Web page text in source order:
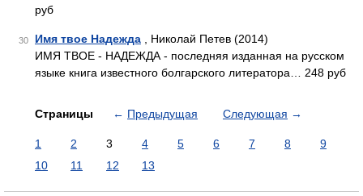
руб
30 Имя твое Надежда , Николай Петев (2014)
ИМЯ ТВОЕ - НАДЕЖДА - последняя изданная на русском
языке книга известного болгарского литератора… 248 руб
Страницы ← Предыдущая Следующая →
1 2 3 4 5 6 7 8
9
10
11 12 13